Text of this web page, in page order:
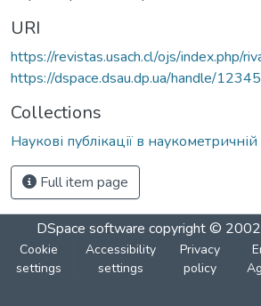
URI
https://revistas.usach.cl/ojs/index.php/
https://dspace.dsau.dp.ua/handle/
Collections
Наукові публікації в наукометричній
Full item page
DSpace software copyright ©
Cookie
settings
Accessibility
settings
Privacy
policy